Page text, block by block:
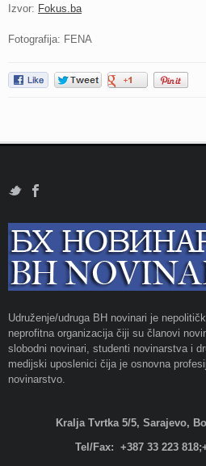
Izvor: Fokus.ba
Fotografija: FENA
Udruženje/udruga BH novinari je
neprofitna organizacija čiji su članovi
slobodni novinari, studenti novinarstva i
medijski uposlenici čija je osnovna
novinarstvo.
Kralja Tvrtka 5/5, Sarajevo,
Tel/Fax: +387 33 223